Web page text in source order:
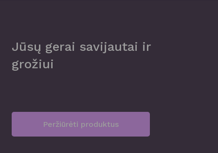
Jūsų gerai savijautai ir
grožiui
Peržiūrėti produktus